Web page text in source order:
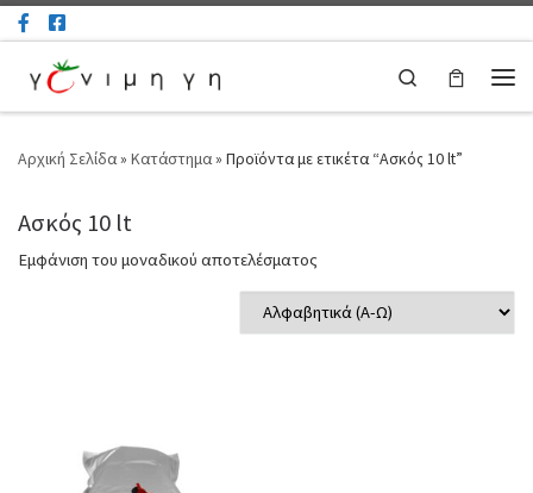
Μετάβαση στο περιεχόμενο
Search
Αρχική Σελίδα» Κατάστημα» Προϊόντα με ετικέτα “Ασκός 10 lt”
Ασκός 10 lt
Εμφάνιση του μοναδικού αποτελέσματος